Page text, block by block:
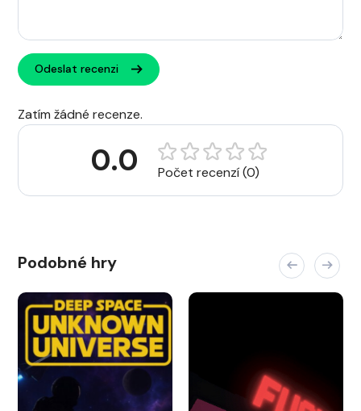
Odeslat recenzi
Zatím žádné recenze.
0.0 Počet recenzí (0)
Podobné hry